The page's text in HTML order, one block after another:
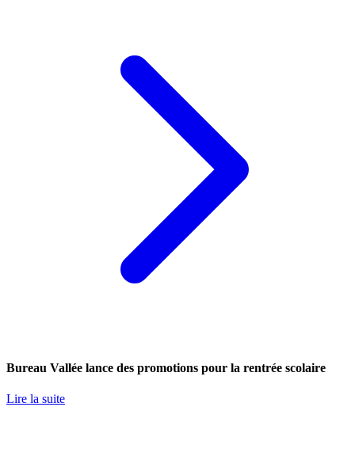
Bureau Vallée lance des promotions pour la rentrée scolaire
Lire la suite